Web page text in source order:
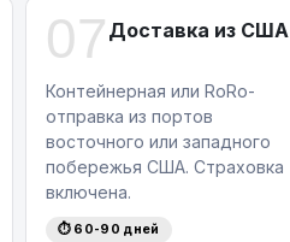
07 Доставка из США
Контейнерная или RoRo-
отправка из портов
восточного или западного
побережья США. Страховка
включена.
⏱ 60-90 дней